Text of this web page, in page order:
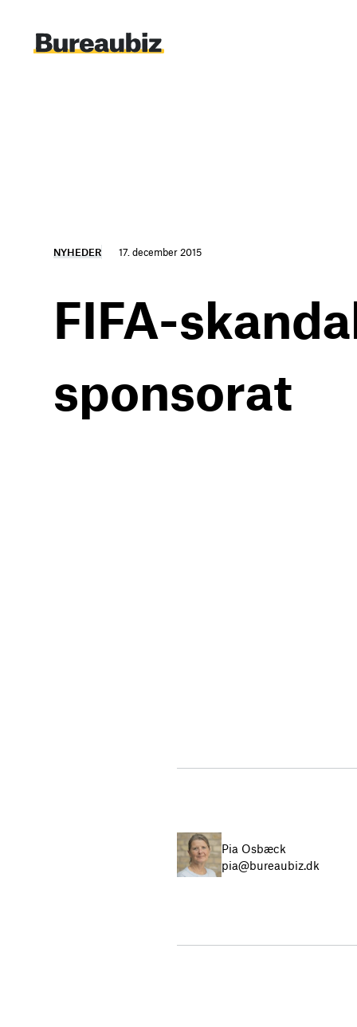
indhold
NYHEDER 17. december 2015
FIFA-
sponsorat
Pia Osbæck
pia@bureaubiz.dk